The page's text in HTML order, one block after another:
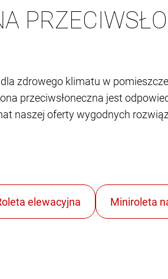
zdrowego klimatu w
przeciwsłoneczna jest
naszej oferty wygodnych